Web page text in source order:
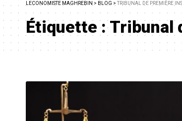
LECONOMISTE MAGHREBIN > BLOG >TRIBUNAL DE PREMIÈRE
Étiquette :Tribunal